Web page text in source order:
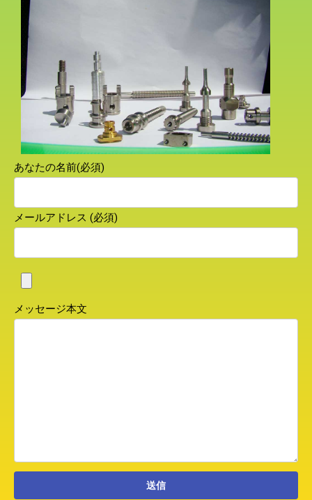
あなたの名前(必須)
メールアドレス (必須)
メッセージ本文